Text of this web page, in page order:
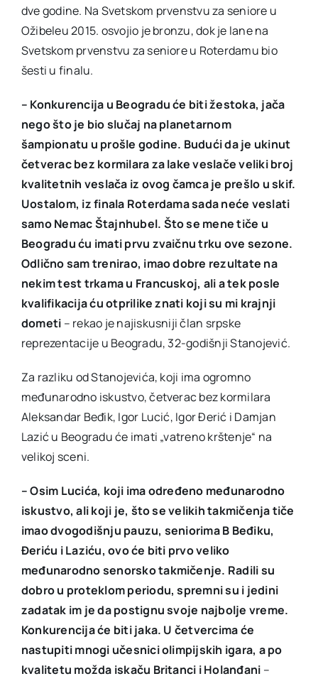
dve godine. Na Svetskom prvenstvu za seniore u
Ožibeleu 2015. osvojio je bronzu, dok je lane na
Svetskom prvenstvu za seniore u Roterdamu bio
šesti u finalu.
– Konkurencija u Beogradu će biti žestoka, jača
nego što je bio slučaj na planetarnom
šampionatu u prošle godine. Budući da je ukinut
četverac bez kormilara za lake veslače veliki broj
kvalitetnih veslača iz ovog čamca je prešlo u skif.
Uostalom, iz finala Roterdama sada neće veslati
samo Nemac Štajnhubel. Što se mene tiče u
Beogradu ću imati prvu zvaičnu trku ove sezone.
Odlično sam trenirao, imao dobre rezultate na
nekim test trkama u Francuskoj, ali a tek posle
kvalifikacija ću otprilike znati koji su mi krajnji
dometi – rekao je najiskusniji član srpske
reprezentacije u Beogradu, 32-godišnji Stanojević.
Za razliku od Stanojevića, koji ima ogromno
međunarodno iskustvo, četverac bez kormilara
Aleksandar Beđik, Igor Lucić, Igor Đerić i Damjan
Lazić u Beogradu će imati „vatreno krštenje“ na
velikoj sceni.
–Osim Lucića, koji ima određeno međunarodno
iskustvo, ali koji je, što se velikih takmičenja tiče
imao dvogodišnju pauzu, seniorima B Beđiku,
Đeriću i Laziću, ovo će biti prvo veliko
međunarodno senorsko takmičenje. Radili su
dobro u proteklom periodu, spremni su i jedini
zadatak im je da postignu svoje najbolje vreme.
Konkurencija će biti jaka. U četvercima će
nastupiti mnogi učesnici olimpijskih igara, a po
kvalitetu možda iskaču Britanci i Holanđani –